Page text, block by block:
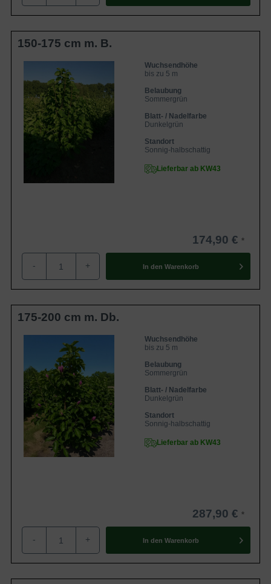
150-175 cm m. B.
Wuchsendhöhe
bis zu 5 m
Belaubung
Sommergrün
Blatt- / Nadelfarbe
Dunkelgrün
Standort
Sonnig-halbschattig
Lieferbar ab KW43
174,90 €
- + In den Warenkorb
175-200 cm m. Db.
Wuchsendhöhe
bis zu 5 m
Belaubung
Sommergrün
Blatt- / Nadelfarbe
Dunkelgrün
Standort
Sonnig-halbschattig
Lieferbar ab KW43
287,90 €
- + In den Warenkorb